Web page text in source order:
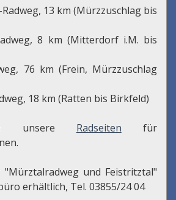
13 km (Mürzzuschlag bis
8 km (Mitterdorf i.M. bis
76 km (Frein, Mürzzuschlag
18 km (Ratten bis Birkfeld)
unsere Radseiten
für
und Feistritztal"
erhältlich, Tel. 03855/24 04